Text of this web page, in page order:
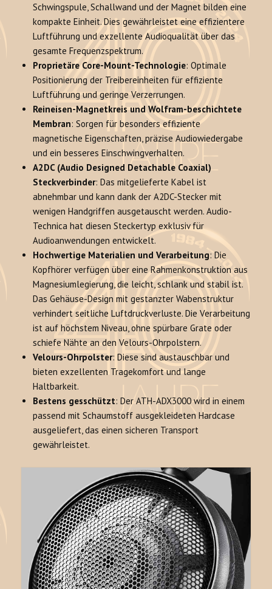
Schwingspule, Schallwand und der Magnet bilden eine
kompakte Einheit.Dies gewährleistet eine effizientere
Luftführung und exzellente Audioqualität über das
gesamte Frequenzspektrum.
Proprietäre Core-Mount-Technologie: Optimale
Positionierung der Treibereinheiten für effiziente
Luftführung und geringe Verzerrungen.
Reineisen-Magnetkreis und Wolfram-beschichtete
Membran: Sorgen für besonders effiziente
magnetische Eigenschaften, präzise Audiowiedergabe
und ein besseres Einschwingverhalten.
A2DC (Audio Designed Detachable Coaxial)
Steckverbinder: Das mitgelieferte Kabel ist
abnehmbar und kann dank der A2DC-Stecker mit
wenigen Handgriffen ausgetauscht werden. Audio-
Technica hat diesen Steckertyp exklusiv für
Audioanwendungen entwickelt.
Hochwertige Materialien und Verarbeitung: Die
Kopfhörer verfügen über eine Rahmenkonstruktion aus
Magnesiumlegierung, die leicht, schlank und stabil ist.
Das Gehäuse-Design mit gestanzter Wabenstruktur
verhindert seitliche Luftdruckverluste. Die Verarbeitung
ist auf höchstem Niveau, ohne spürbare Grate oder
schiefe Nähte an den Velours-Ohrpolstern.
Velours-Ohrpolster: Diese sind austauschbar und
bieten exzellenten Tragekomfort und lange
Haltbarkeit.
Bestens gesschützt: Der ATH-ADX3000 wird in einem
passend mit Schaumstoff ausgekleideten Hardcase
ausgeliefert, das einen sicheren Transport
gewährleistet.